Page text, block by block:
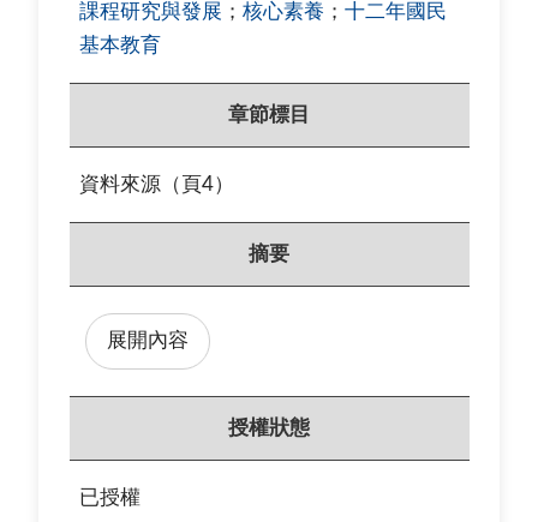
課程研究與發展 ； 核心素養 ； 十二年國民
基本教育
章節標目
資料來源（頁4）
摘要
展開內容
授權狀態
已授權